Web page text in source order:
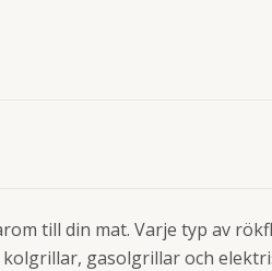
till din mat. Varje typ av
gasolgrillar och